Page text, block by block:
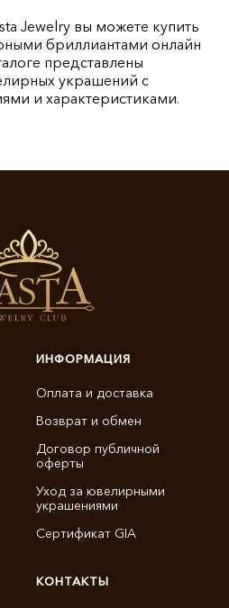
Jewelry вы можете купить
бриллиантами онлайн
представлены
украшений с
и характеристиками.
ИНФОРМАЦИЯ
Оплата и доставка
Возврат и обмен
Договор публичной
оферты
Уход за ювелирными
украшениями
Сертификат GIA
КОНТАКТЫ